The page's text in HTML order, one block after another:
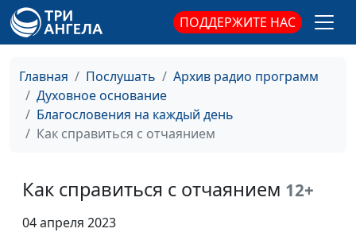
ПОДДЕРЖИТЕ НАС
Главная Послушать
Архив радио программ
Духовное основание
Благословения на каждый день
Как справиться с отчаянием
Как справиться с отчаянием 12+
04 апреля 2023
Блаженны милостивые
Андрей Качалаба,
священнослужитель
#156
Верный в малом верен
и во многом
Андрей Качалаба,
священнослужитель
Дело, сделанное
вовремя
Андрей Качалаба,
священнослужитель
священнослужитель
Что ты видишь?